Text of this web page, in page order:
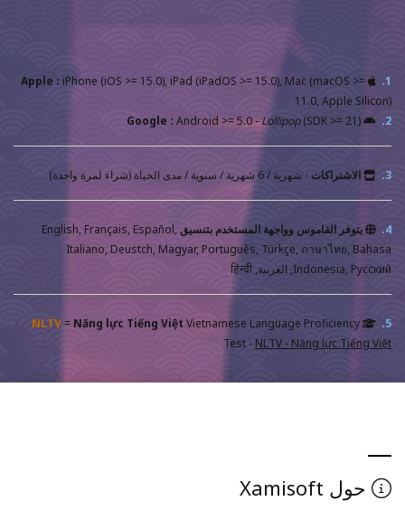
1.
Apple : iPhone (iOS >= 15.0), iPad (iPadOS >= 15.0), Mac (macOS >=
11.0, Apple Silicon)
2.
Google : Android >= 5.0 -Lollipop(SDK >= 21)
3. الاشتراكات- شهرية / 6 شهرية / سنوية / مدى الحياة (شراء لمرة واحدة)
4. يتوفر القاموس وواجهة المستخدم بتنسيقEnglish, Français, Español,
Italiano, Deustch, Magyar, Português, Türkçe, ภาษาไทย, Bahasa
Indonesia, Русский, العربية, हिन्दी
5.
NLTV= Năng lực Tiếng Việt Vietnamese Language Proficiency
Test - NLTV - Năng lực Tiếng Việt
حول Xamisoft